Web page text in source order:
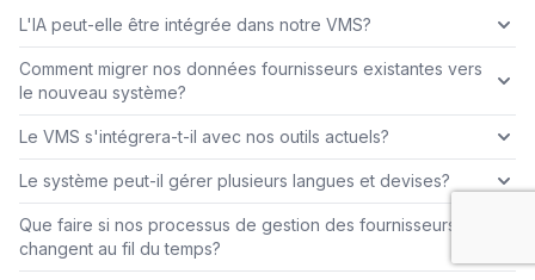
L'IA peut-elle être intégrée dans notre VMS?
Comment migrer nos données fournisseurs existantes vers
le nouveau système?
Le VMS s'intégrera-t-il avec nos outils actuels?
Le système peut-il gérer plusieurs langues et devises?
Que faire si nos processus de gestion des fournisseurs
changent au fil du temps?